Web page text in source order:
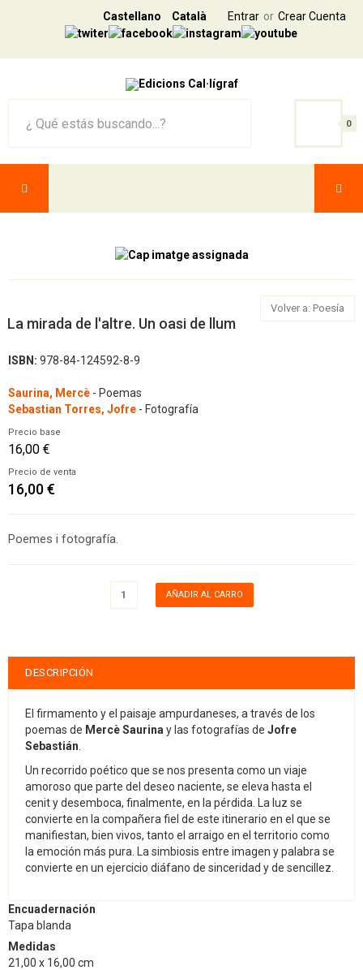
Entrar Crear Cuenta
Castellano Català
0
Volver a: Poesía
La mirada de l'altre. Un oasi de llum
ISBN: 978-84-124592-8-9
Saurina, Mercè - Poemas
Sebastian Torres, Jofre - Fotografía
Precio base
16,00 €
Precio de venta
16,00 €
Poemes i fotografía.
DESCRIPCIÓN
El firmamento y el paisaje ampurdaneses, a través de los
poemas de Mercè Saurina y las fotografías de Jofre
Sebastián
Un recorrido poético que se nos presenta como un viaje
amoroso que parte del deseo naciente, se eleva hasta el
cenit y desemboca, finalmente, en la pérdida. La luz se
convierte en la compañera fiel de este itinerario en el que se
manifiestan, bien vivos, tanto el arraigo en el territorio como
la emoción más pura. La simbiosis entre imagen y palabra se
convierte en un ejercicio diáfano de sinceridad y de sencillez.
Encuadernación
Tapa blanda
Medidas
21,00 x 16,00 cm